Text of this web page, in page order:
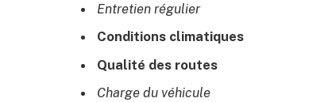
Entretien régulier
Conditions climatiques
Qualité des routes
Charge du véhicule